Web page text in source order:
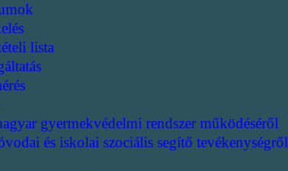
lista
gyermekvédelmi rendszer működéséről
és iskolai szociális segítő tevékenységről